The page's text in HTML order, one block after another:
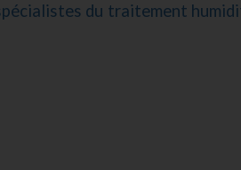
du traitement